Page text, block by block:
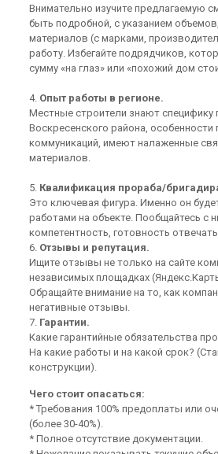
Внимательно изучите предлагаемую
быть подробной, с указанием
материалов (с марками,
работу. Избегайте подрядчиков,
сумму «на глаз» или «похожий дом
4. Опыт работы в регионе.
Местные строители знают специфику
Воскресенского района,
коммуникаций, имеют налаженные
материалов.
5. Квалификация прораба/
Это ключевая фигура. Именно он
работами на объекте. Пообщайтесь с
компетентность, готовность
6. Отзывы и репутация.
Ищите отзывы не только на сайте
независимых площадках
Обращайте внимание на то, как
негативные отзывы.
7. Гарантии.
Какие гарантийные обязательства
На какие работы и на какой срок?
конструкции).
Чего стоит опасаться:
* Требования 100% предоплаты или
(более 30-40%).
* Полное отсутствие документации.